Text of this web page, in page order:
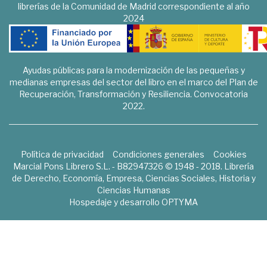
librerías de la Comunidad de Madrid correspondiente al año
2024
Ayudas públicas para la modernización de las pequeñas y
medianas empresas del sector del libro en el marco del Plan de
Recuperación, Transformación y Resiliencia. Convocatoria
2022.
Política de privacidad Condiciones generales
Cookies
Marcial Pons Librero S.L. - B82947326 © 1948 - 2018. Librería
de Derecho, Economía, Empresa, Ciencias Sociales, Historia y
Ciencias Humanas
Hospedaje y desarrollo OPTYMA